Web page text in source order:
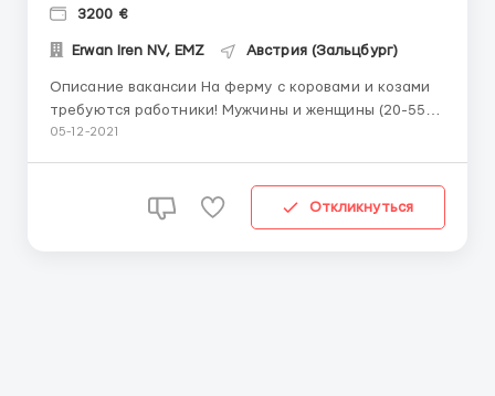
3200 €
Erwan Iren NV, EMZ Австрия (Зальцбург)
Описание вакансии На ферму с коровами и козами
требуются работники! Мужчины и женщины (20-55),
семейные пары. За хорошую ЗП (15 евро в час) от
животных, следить за состоянием животных, выгул
05-12-2021
Откликнуться